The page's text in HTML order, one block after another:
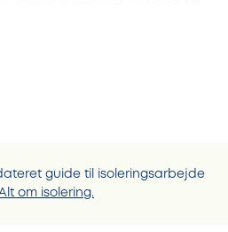
guide til isoleringsarbejde
om isolering.